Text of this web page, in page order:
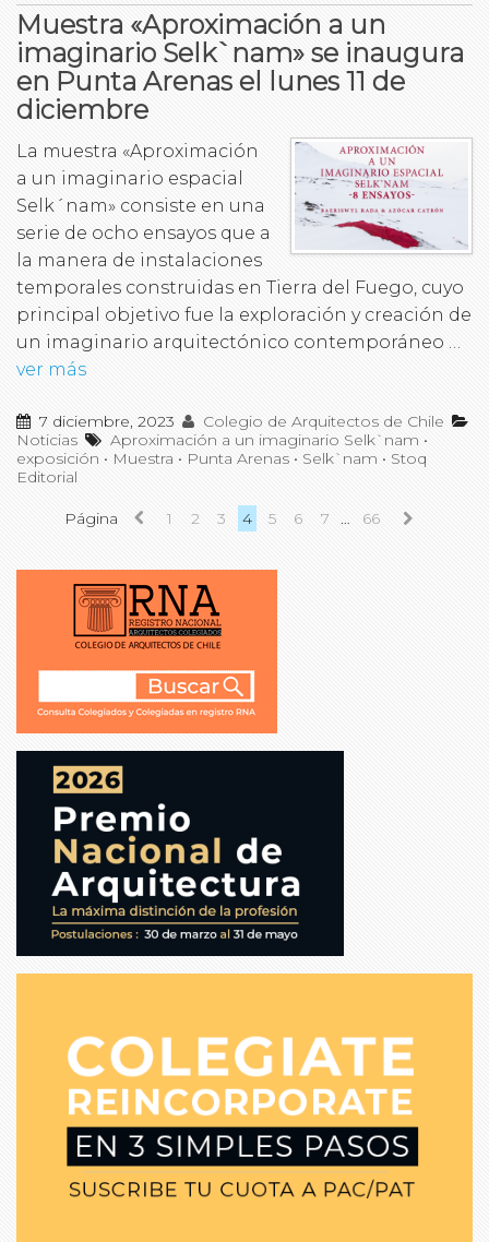
Muestra «Aproximación a un
imaginario Selk`nam» se inaugura
en Punta Arenas el lunes 11 de
diciembre
La muestra «Aproximación
a un imaginario espacial
Selk´nam» consiste en una
serie de ocho ensayos que a
la manera de instalaciones
temporales construidas en Tierra del Fuego, cuyo
principal objetivo fue la exploración y creación de
un imaginario arquitectónico contemporáneo …
ver más
7 diciembre, 2023
Colegio de Arquitectos de Chile
Noticias
Aproximación a un imaginario Selk`nam •
exposición • Muestra • Punta Arenas • Selk`nam • Stoq
Editorial
Página 1 2 3 4 5 6 7 … 66